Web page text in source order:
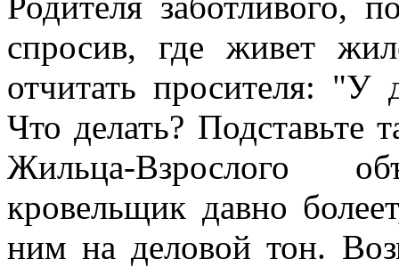
спросив, где живет
отчитать просителя: "У
Что делать? Подставьте
Жильца-Взрослого
кровельщик давно
ним на деловой тон.